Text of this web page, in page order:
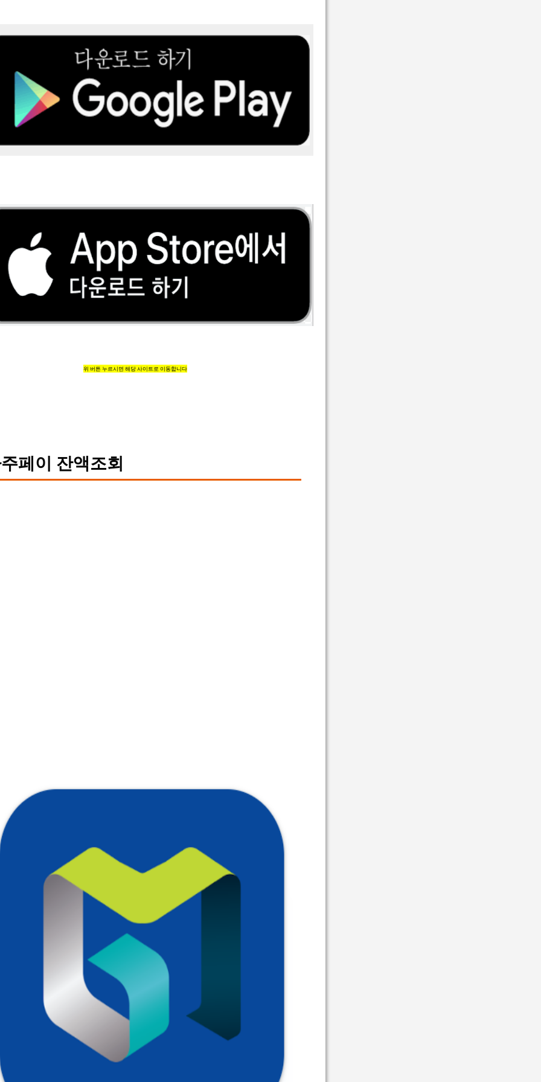
위 버튼 누르시면 해당 사이트로 이동합니다
페이 잔액조회